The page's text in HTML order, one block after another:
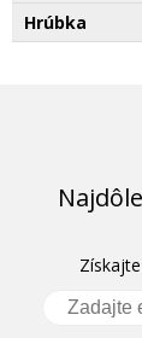
Hrúbka